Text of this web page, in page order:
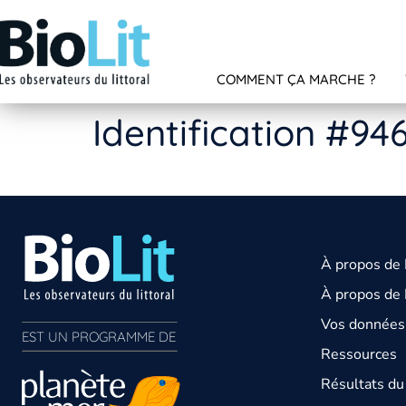
COMMENT ÇA MARCHE ?
Identification
EST UN PROGRAMME DE
À propos de
À propos de
Vos
Ressources
Résultats